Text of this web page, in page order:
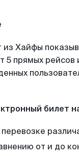
Хайфы
прямых рейсов
билет
от и до